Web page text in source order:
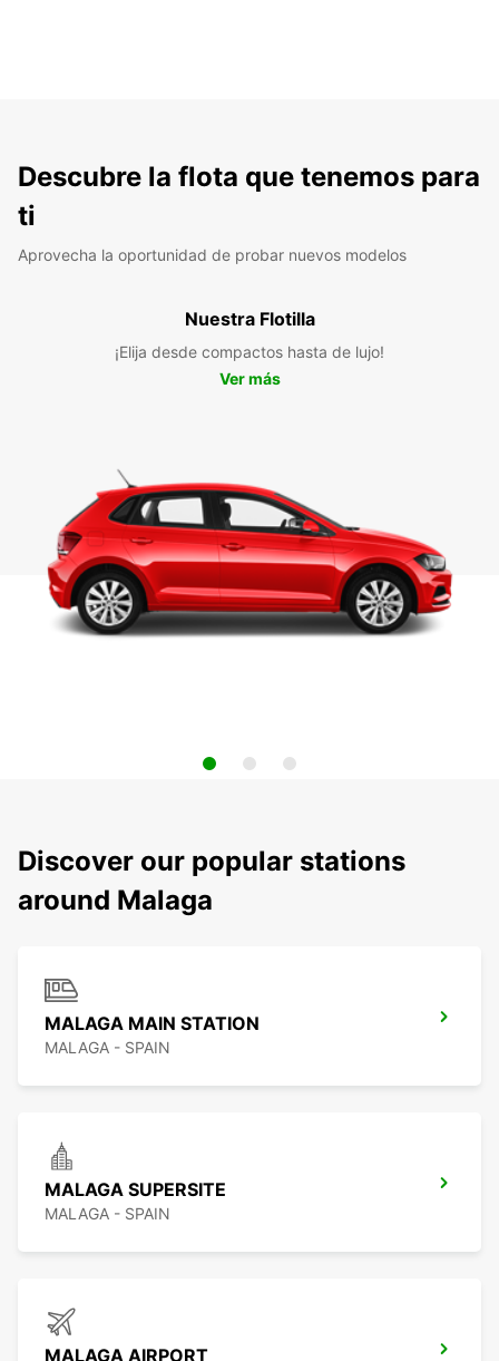
Descubre la flota que tenemos para
ti
Aprovecha la oportunidad de probar nuevos modelos
Nuestra Flotilla
¡Elija desde compactos hasta de lujo!
Ver más
Discover our popular stations
around Malaga
MALAGA MAIN STATION
MALAGA - SPAIN
MALAGA SUPERSITE
MALAGA - SPAIN
MALAGA AIRPORT